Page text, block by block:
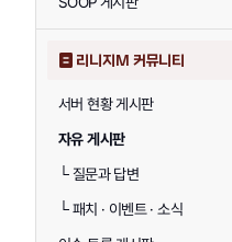
리니지M 커뮤니티
서버 현황 게시판
자유 게시판
└질문과 답변
└패치 · 이벤트 · 소식